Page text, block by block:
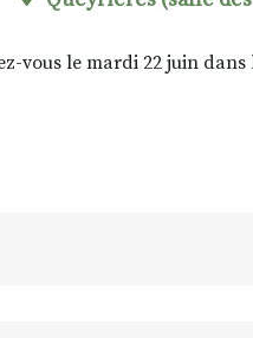
vous le mardi 22 juin